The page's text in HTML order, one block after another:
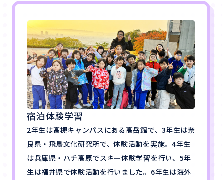
宿泊体験学習
2年生は高槻キャンパスにある高岳館で、3年生は奈
良県・飛鳥文化研究所で、体験活動を実施。4年生
は兵庫県・ハチ高原でスキー体験学習を行い、5年
生は福井県で体験活動を行いました。6年生は海外